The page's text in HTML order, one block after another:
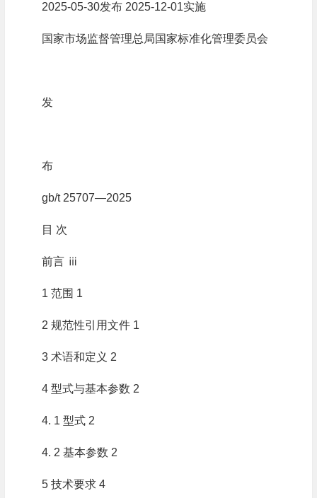
2025-05-30发布 2025-12-01实施
国家市场监督管理总局国家标准化管理委员会
发
布
gb/t 25707—2025
目 次
前言 ⅲ
1 范围 1
2 规范性引用文件 1
3 术语和定义 2
4 型式与基本参数 2
4. 1 型式 2
4. 2 基本参数 2
5 技术要求 4